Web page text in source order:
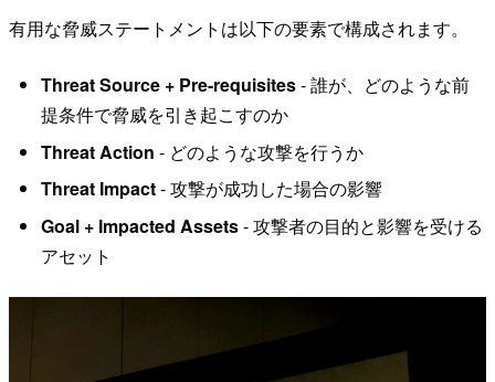
有用な脅威ステートメントは以下の要素で構成されます。
Threat Source + Pre-requisites- 誰が、どのような前
提条件で脅威を引き起こすのか
Threat Action - どのような攻撃を行うか
Threat Impact- 攻撃が成功した場合の影響
Goal + Impacted Assets- 攻撃者の目的と影響を受ける
アセット